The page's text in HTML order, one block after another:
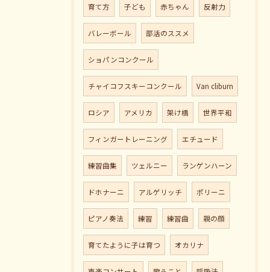
育て方 子ども 赤ちゃん 反射力
バレーボール 部活のススメ
ショパンコンクール
チャイコフスキーコンクール Van cliburn
ロシア アメリカ 架け橋 世界平和
フィンガートレーニング エチュード
練習曲集 ツェルニー ランゲンハーン
ドホナーニ アルゲリッチ ポリーニ
ピアノ奏法 練習 練習曲 親の顔
育てたように子は育つ オカリナ